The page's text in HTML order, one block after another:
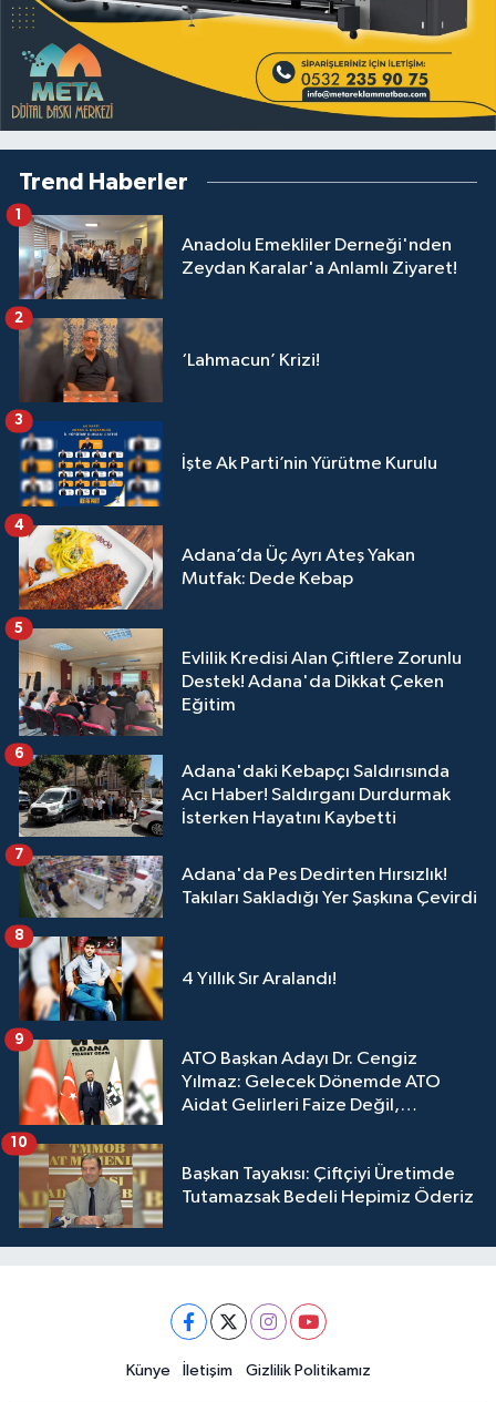
Trend Haberler
Anadolu Emekliler Derneği'nden
Zeydan Karalar'a Anlamlı Ziyaret!
1
‘Lahmacun’ Krizi!
2
İşte Ak Parti’nin Yürütme Kurulu
3
Adana’da Üç Ayrı Ateş Yakan
Mutfak: Dede Kebap
4
Evlilik Kredisi Alan Çiftlere Zorunlu
Destek! Adana'da Dikkat Çeken
Eğitim
5
Adana'daki Kebapçı Saldırısında
Acı Haber! Saldırganı Durdurmak
İsterken Hayatını Kaybetti
6
Adana'da Pes Dedirten Hırsızlık!
Takıları Sakladığı Yer Şaşkına Çevirdi
7
4 Yıllık Sır Aralandı!
8
ATO Başkan Adayı Dr. Cengiz
Yılmaz: Gelecek Dönemde ATO
Aidat Gelirleri Faize Değil,
9
Başkan Tayakısı: Çiftçiyi Üretimde
Tutamazsak Bedeli Hepimiz Öderiz
10
Künye İletişim Gizlilik Politikamız